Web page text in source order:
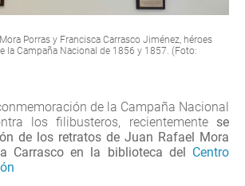
Porras y Francisca Carrasco Jiménez, héroes
la Campaña Nacional de 1856 y 1857. (Foto:
de la Campaña Nacional
los filibusteros, recientemente se
de los retratos de Juan Rafael Mora
Carrasco en la biblioteca del Centro